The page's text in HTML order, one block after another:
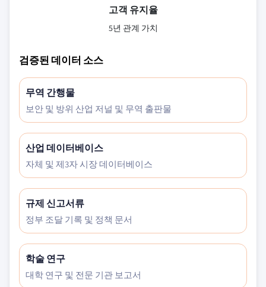
고객 유지율
5년 관계 가치
검증된 데이터 소스
무역 간행물
보안 및 방위 산업 저널 및 무역 출판물
산업 데이터베이스
자체 및 제3자 시장 데이터베이스
규제 신고서류
정부 조달 기록 및 정책 문서
학술 연구
대학 연구 및 전문 기관 보고서